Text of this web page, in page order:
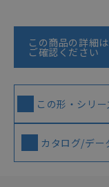
この商品の詳細
ご確認ください
この形・シリ
カタログ/デ